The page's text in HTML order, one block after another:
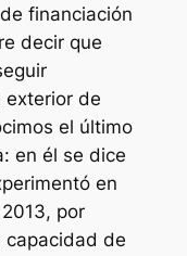
financiación
decir que
exterior de
el último
en él se dice
en
por
capacidad de